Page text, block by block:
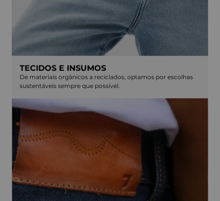
TECIDOS E INSUMOS
De materiais orgânicos a reciclados, optamos por escolhas
sustentáveis sempre que possível.